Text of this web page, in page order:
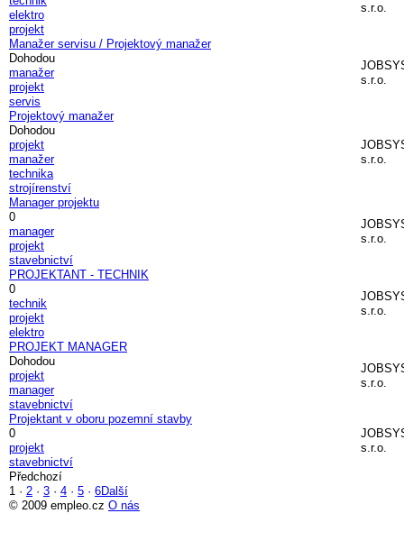
elektro
projekt
s.r.o.
Manažer servisu / Projektový manažer
Dohodou
manažer
projekt
servis
s.r.o.
Projektový manažer
Dohodou
projekt
manažer
technika
strojírenství
s.r.o.
Manager projektu
0
manager
projekt
stavebnictví
s.r.o.
PROJEKTANT - TECHNIK
0
technik
projekt
elektro
s.r.o.
PROJEKT MANAGER
Dohodou
projekt
manager
stavebnictví
s.r.o.
Projektant v oboru pozemní stavby
0
projekt
stavebnictví
s.r.o.
Předchozí
1 · 2 · 3 · 4 · 5 · 6Další
© 2009 empleo.cz O nás